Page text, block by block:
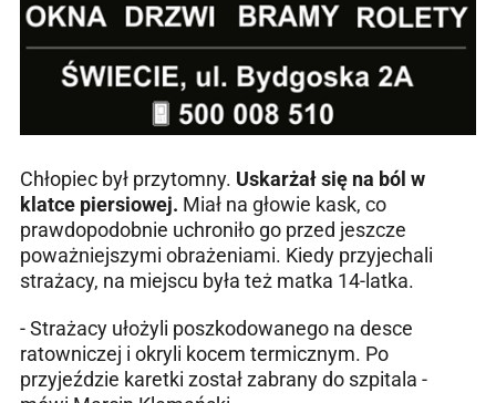
Chłopiec był przytomny. Uskarżał się na ból w
klatce piersiowej. Miał na głowie kask, co
prawdopodobnie uchroniło go przed jeszcze
poważniejszymi obrażeniami. Kiedy przyjechali
strażacy, na miejscu była też matka 14-latka.
- Strażacy ułożyli poszkodowanego na desce
ratowniczej i okryli kocem termicznym. Po
przyjeździe karetki został zabrany do szpitala -